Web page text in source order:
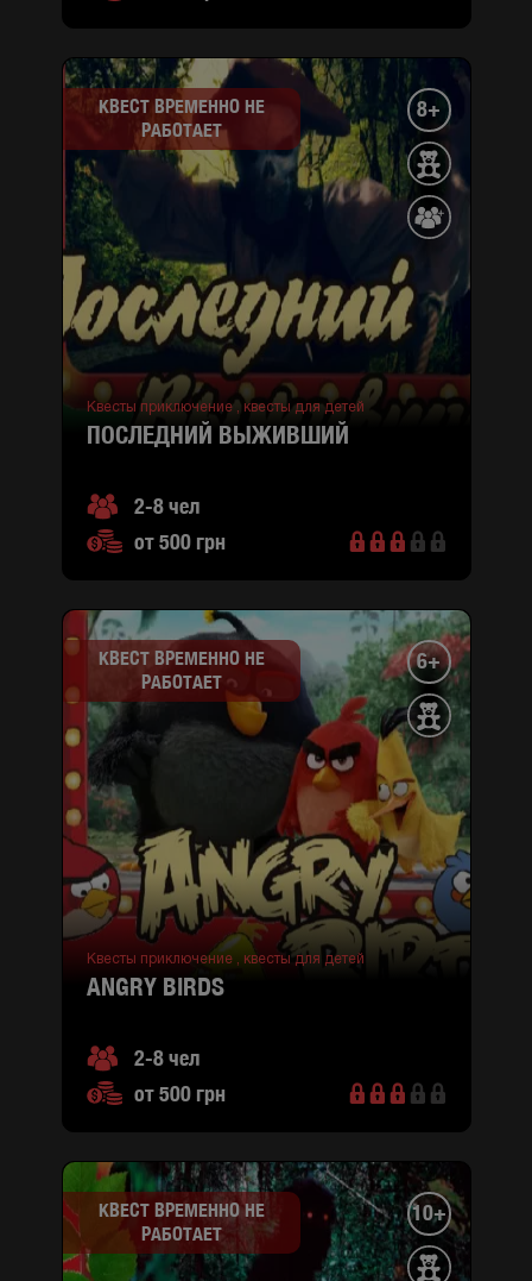
КВЕСТ ВРЕМЕННО НЕ
РАБОТАЕТ
8+
Квесты приключение , квесты для детей
ПОСЛЕДНИЙ ВЫЖИВШИЙ
2-8 чел
от 500 грн
КВЕСТ ВРЕМЕННО НЕ
РАБОТАЕТ
6+
Квесты приключение , квесты для детей
ANGRY BIRDS
2-8 чел
от 500 грн
КВЕСТ ВРЕМЕННО НЕ
РАБОТАЕТ
10+